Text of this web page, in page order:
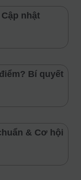
nhật
Bí quyết
& Cơ hội